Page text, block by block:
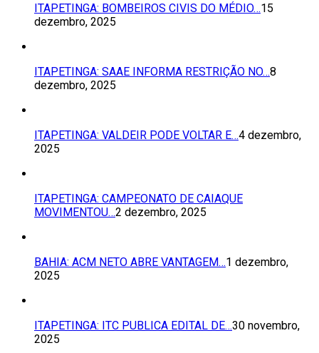
ITAPETINGA: BOMBEIROS CIVIS DO MÉDIO…15
dezembro, 2025
ITAPETINGA: SAAE INFORMA RESTRIÇÃO NO…8
dezembro, 2025
ITAPETINGA: VALDEIR PODE VOLTAR E…4 dezembro,
2025
ITAPETINGA: CAMPEONATO DE CAIAQUE
MOVIMENTOU…2 dezembro, 2025
BAHIA: ACM NETO ABRE VANTAGEM…1 dezembro,
2025
ITAPETINGA: ITC PUBLICA EDITAL DE…30 novembro,
2025